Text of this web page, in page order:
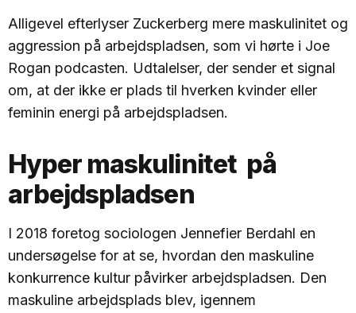
Alligevel efterlyser Zuckerberg mere maskulinitet og
aggression på arbejdspladsen, som vi hørte i Joe
Rogan podcasten. Udtalelser, der sender et signal
om, at der ikke er plads til hverken kvinder eller
feminin energi på arbejdspladsen.
Hyper maskulinitet på
arbejdspladsen
I 2018 foretog sociologen Jennefier Berdahl en
undersøgelse for at se, hvordan den maskuline
konkurrence kultur påvirker arbejdspladsen. Den
maskuline arbejdsplads blev, igennem